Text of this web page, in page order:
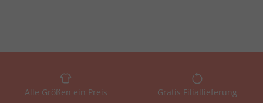
Alle Größen ein Preis Gratis Filiallieferung